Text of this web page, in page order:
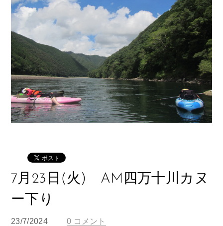
7月23日(火) AM四万十川カヌ
ー下り
23/7/2024 0 コメント